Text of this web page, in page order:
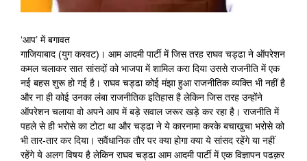
‘आप’ में बगावत
गाजियाबाद (युग करवट)। आम आदमी पार्टी में जिस तरह राघव चड्ढा ने ऑपरेशन
कमल चलाकर सात सांसदों को भाजपा में शामिल करा दिया उससे राजनीति में एक
नई बहस शुरू हो गई है। राघव चड्ढा कोई मंझा हुआ राजनीतिक व्यक्ति भी नहीं है
और ना ही कोई उनका लंबा राजनीतिक इतिहास है लेकिन जिस तरह उन्होंने
ऑपरेशन चलाया वो अपने आप में बड़े सवाल जरूर खड़े कर रहा है। राजनीति में
पहले से ही भरोसे का टोटा था और चड्ढा ने ये कारनामा करके बचाखुचा भरोसे को
भी तार-तार कर दिया। सवैंधानिक तौर पर क्या होगा क्या ये सांसद रहेंगे या नहीं
रहेंगे ये अलग विषय है लेकिन राघव चड्ढा आम आदमी पार्टी में एक विज्ञापन पढक़र